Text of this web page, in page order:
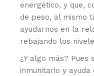
energético, y que,
de peso, al mismo
ayudarnos en la
rebajando los
¿Y algo más? Pues
inmunitario y